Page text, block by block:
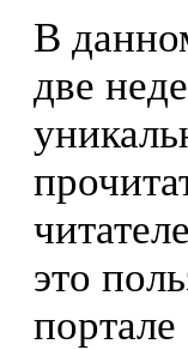
В
две
это